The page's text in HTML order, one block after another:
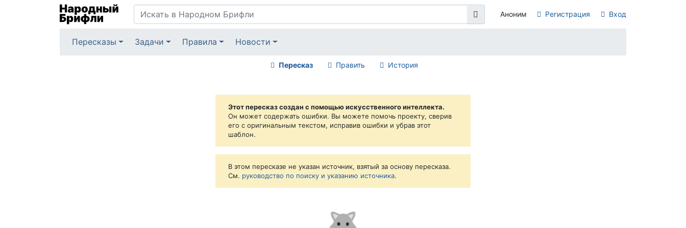
Аноним Регистрация Вход
Пересказы Задачи Правила Новости
Пересказ Править История
Этот пересказ создан с помощью искусственного интеллекта.
Он может содержать ошибки. Вы можете помочь проекту, сверив
его с оригинальным текстом, исправив ошибки и убрав этот
шаблон.
В этом пересказе не указан источник, взятый за основу пересказа.
См. руководство по поиску и указанию источника.